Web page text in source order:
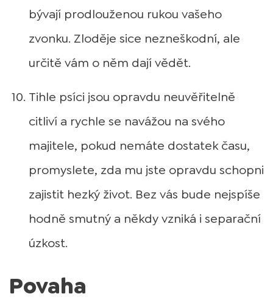
bývají prodlouženou rukou vašeho
zvonku. Zloděje sice nezneškodní, ale
určitě vám o něm dají vědět.
Tihle psíci jsou opravdu neuvěřitelně
citliví a rychle se navážou na svého
majitele, pokud nemáte dostatek času,
promyslete, zda mu jste opravdu schopni
zajistit hezký život. Bez vás bude nejspíše
hodně smutný a někdy vzniká i separační
úzkost.
Povaha